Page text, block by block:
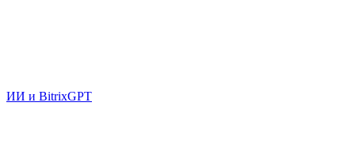
ИИ и BitrixGPT